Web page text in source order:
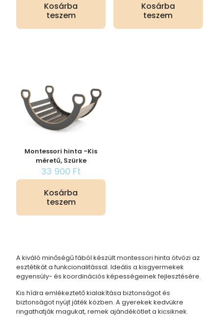
Kosárba
teszem
Kosárba
teszem
Montessori hinta -Kis
méretű, Szürke
33 900 Ft
Kosárba
teszem
A kiváló minőségű fából készült montessori hinta ötvözi az
esztétikát a funkcionalitással. Ideális a kisgyermekek
egyensúly- és koordinációs képességeinek fejlesztésére.
Kis hídra emlékeztető kialakítása biztonságot és
biztonságot nyújt játék közben. A gyerekek kedvükre
ringathatják magukat, remek ajándékötlet a kicsiknek.